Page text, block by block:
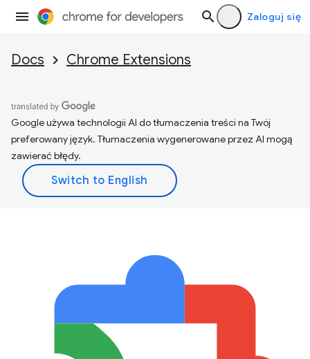
Zaloguj się
Docs Chrome Extensions
Google używa technologii AI do tłumaczenia treści na Twój
preferowany język. Tłumaczenia wygenerowane przez AI mogą
zawierać błędy.